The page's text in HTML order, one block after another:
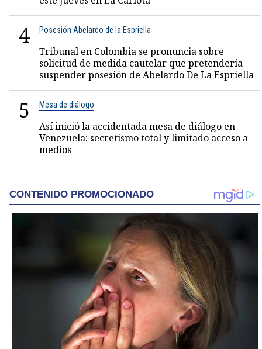
4 Posesión Abelardo de la Espriella
Tribunal en Colombia se pronuncia sobre
solicitud de medida cautelar que pretendería
suspender posesión de Abelardo De La Espriella
5 Mesa de diálogo
Así inició la accidentada mesa de diálogo en
Venezuela: secretismo total y limitado acceso a
medios